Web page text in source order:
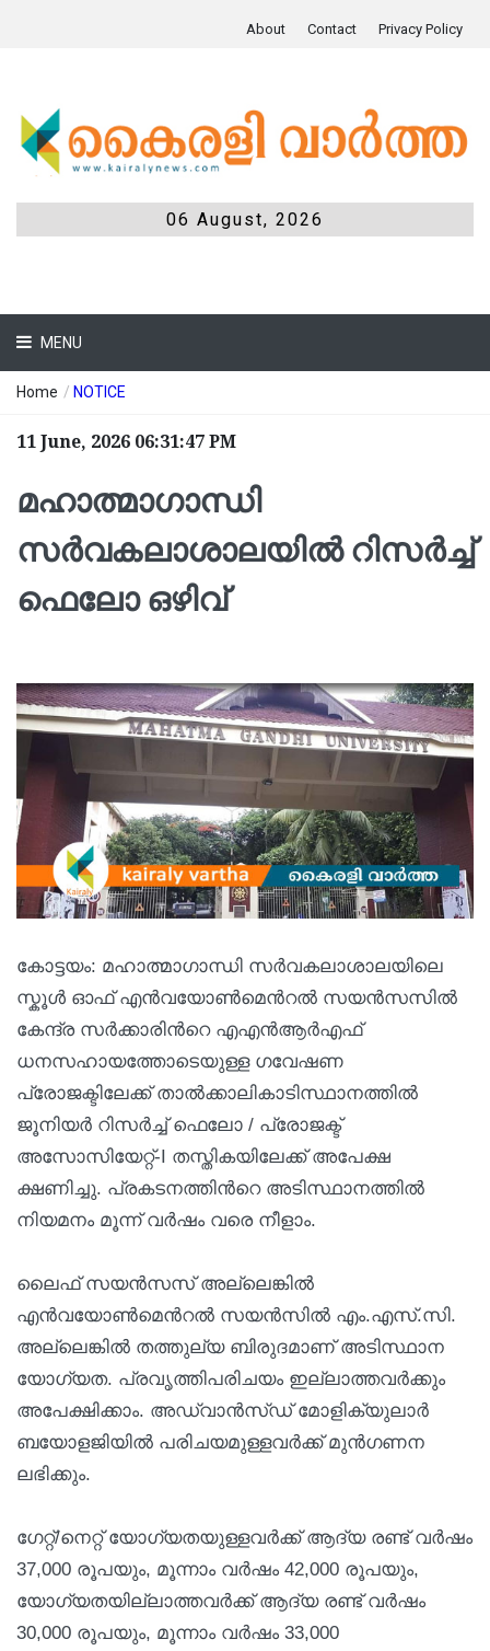
About Contact Privacy Policy
06 August, 2026
MENU
Home / NOTICE
11 June, 2026 06:31:47 PM
മഹാത്മാഗാന്ധി
സര്‍വകലാശാലയില്‍ റിസര്‍ച്ച്
ഫെലോ ഒഴിവ്
കോട്ടയം: മഹാത്മാഗാന്ധി സര്‍വകലാശാലയിലെ
സ്കൂള്‍ ഓഫ് എന്‍വയോണ്‍മെന്‍റല്‍ സയന്‍സസില്‍
കേന്ദ്ര സര്‍ക്കാരിന്‍റെ എഎന്‍ആര്‍എഫ്
ധനസഹായത്തോടെയുള്ള ഗവേഷണ
പ്രോജക്ടിലേക്ക് താല്‍ക്കാലികാടിസ്ഥാനത്തില്‍
ജൂനിയര്‍ റിസര്‍ച്ച് ഫെലോ / പ്രോജക്ട്
അസോസിയേറ്റ്-I തസ്തികയിലേക്ക് അപേക്ഷ
ക്ഷണിച്ചു. പ്രകടനത്തിന്‍റെ അടിസ്ഥാനത്തില്‍
നിയമനം മൂന്ന് വര്‍ഷം വരെ നീളാം.
ലൈഫ് സയന്‍സസ് അല്ലെങ്കില്‍
എന്‍വയോണ്‍മെന്‍റല്‍ സയന്‍സില്‍ എം.എസ്.സി.
അല്ലെങ്കില്‍ തത്തുല്യ ബിരുദമാണ് അടിസ്ഥാന
യോഗ്യത. പ്രവൃത്തിപരിചയം ഇല്ലാത്തവര്‍ക്കും
അപേക്ഷിക്കാം. അഡ്വാന്‍സ്ഡ് മോളിക്യുലാര്‍
ബയോളജിയില്‍ പരിചയമുള്ളവര്‍ക്ക് മുന്‍ഗണന
ലഭിക്കും.
ഗേറ്റ്/നെറ്റ് യോഗ്യതയുള്ളവര്‍ക്ക് ആദ്യ രണ്ട് വര്‍ഷം
37,000 രൂപയും, മൂന്നാം വര്‍ഷം 42,000 രൂപയും,
യോഗ്യതയില്ലാത്തവര്‍ക്ക് ആദ്യ രണ്ട് വര്‍ഷം
30,000 രൂപയും, മൂന്നാം വര്‍ഷം 33,000